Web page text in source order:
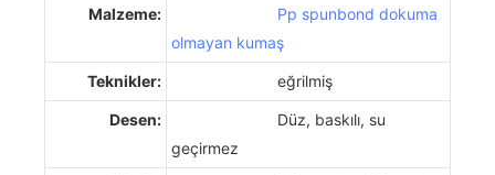
Malzeme:
Pp spunbond dokuma
olmayan kumaş
Teknikler: eğrilmiş
Desen:
Düz, baskılı, su
geçirmez